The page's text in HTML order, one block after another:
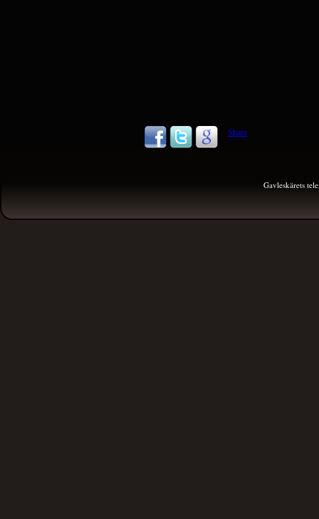
Share
Gavleskärets